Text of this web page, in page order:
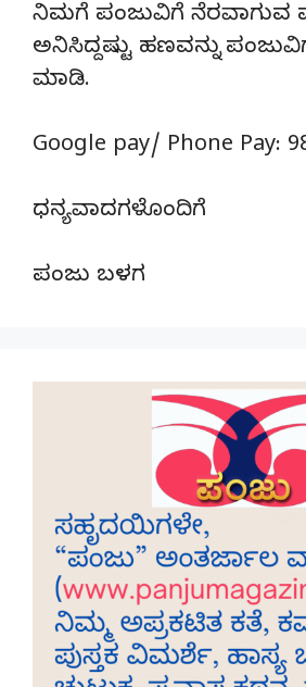
ನಿಮಗೆ ಪಂಜುವಿಗೆ ನೆರವಾಗುವ
ಅನಿಸಿದ್ದಷ್ಟು ಹಣವನ್ನು
ಮಾಡಿ.
Google pay/ Phone Pay:
ಧನ್ಯವಾದಗಳೊಂದಿಗೆ
ಪಂಜು ಬಳಗ